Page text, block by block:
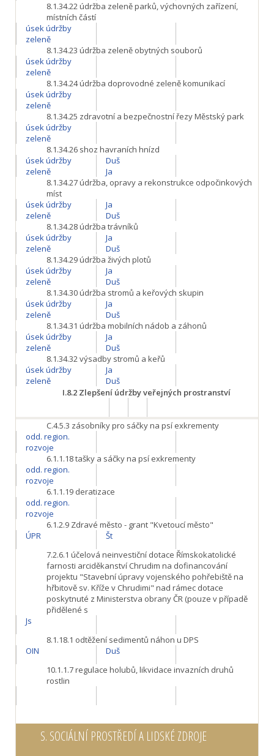
8.1.34.22údržba zeleně parků, výchovných zařízení,
místních částí
úsek údržby
zeleně
8.1.34.23 údržba zeleně obytných souborů
úsek údržby
zeleně
8.1.34.24údržba doprovodné zeleně komunikací
úsek údržby
zeleně
8.1.34.25 zdravotní a bezpečnostní řezy Městský park
úsek údržby
zeleně
8.1.34.26 shoz havraních hnízd
úsek údržby
zeleně
Duš
Ja
8.1.34.27údržba, opravy a rekonstrukce odpočinkových
míst
úsek údržby
zeleně
Ja
Duš
8.1.34.28údržba trávníků
úsek údržby
zeleně
Ja
Duš
8.1.34.29údržba živých plotů
úsek údržby
zeleně
Ja
Duš
8.1.34.30údržba stromů a keřových skupin
úsek údržby
zeleně
Ja
Duš
8.1.34.31 údržba mobilních nádob a záhonů
úsek údržby
zeleně
Ja
Duš
8.1.34.32výsadby stromů a keřů
úsek údržby
zeleně
Ja
Duš
I.8.2Zlepšení údržby veřejných prostranství
C.4.5.3 zásobníky pro sáčky na psí exkrementy
odd. region.
rozvoje
6.1.1.18tašky a sáčky na psí exkrementy
odd. region.
rozvoje
6.1.1.19 deratizace
odd. region.
rozvoje
6.1.2.9 Zdravé město - grant "Kvetoucí město"
ÚPR
Št
7.2.6.1 účelová neinvestiční dotace Římskokatolické
farnosti arciděkanství Chrudim na dofinancování
projektu "Stavební úpravy vojenského pohřebiště na
hřbitově sv. Kříže v Chrudimi" nad rámec dotace
poskytnuté z Ministerstva obrany ČR (pouze v případě
přidělené s
Js
8.1.18.1 odtěžení sedimentů náhon u DPS
OIN
Duš
10.1.1.7regulace holubů, likvidace invazních druhů
rostlin
S. SOCIÁLNÍ PROSTŘEDÍ A LIDSKÉ ZDROJE